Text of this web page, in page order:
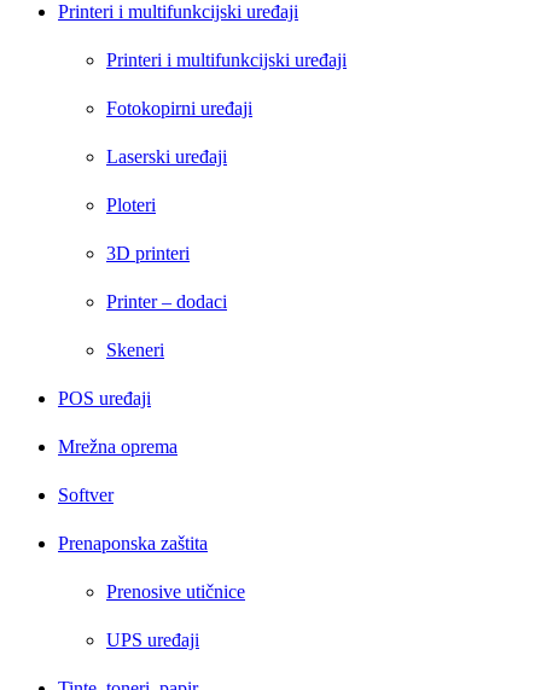
Printeri i multifunkcijski uređaji
Printeri i multifunkcijski uređaji
Fotokopirni uređaji
Laserski uređaji
Ploteri
3D printeri
Printer – dodaci
Skeneri
POS uređaji
Mrežna oprema
Softver
Prenaponska zaštita
Prenosive utičnice
UPS uređaji